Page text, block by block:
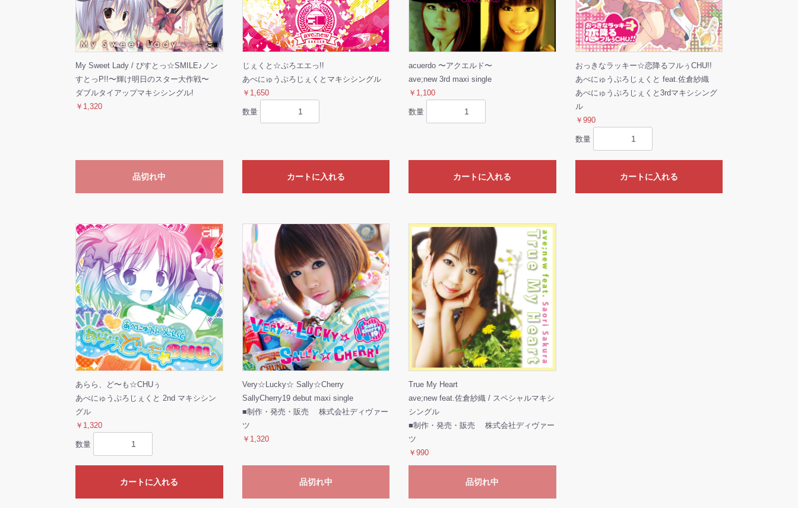
My Sweet Lady / ぴすとっ☆SMILE♪ノン
すとっP!!〜輝け明日のスター大作戦〜
ダブルタイアップマキシシングル!
￥1,320
品切れ中
じぇくと☆ぷろエエっ!!
あべにゅうぷろじぇくとマキシシングル
￥1,650
数量
カートに入れる
acuerdo 〜アクエルド〜
ave;new 3rd maxi single
￥1,100
数量
カートに入れる
おっきなラッキー☆恋降るフルぅCHU!!
あべにゅうぷろじぇくと feat.佐倉紗織
あべにゅうぷろじぇくと3rdマキシシング
ル
￥990
数量
カートに入れる
あらら、ど〜も☆CHUぅ
あべにゅうぷろじぇくと 2nd マキシシン
グル
￥1,320
数量
カートに入れる
Very☆Lucky☆ Sally☆Cherry
SallyCherry19 debut maxi single
■制作・発売・販売 株式会社ディヴァー
ツ
￥1,320
品切れ中
True My Heart
ave;new feat.佐倉紗織 / スペシャルマキシ
シングル
■制作・発売・販売 株式会社ディヴァー
ツ
￥990
品切れ中